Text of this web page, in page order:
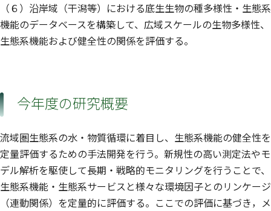
（６）沿岸域（干潟等）における底生生物の種多様性・生態系
機能のデータベースを構築して、広域スケールの生物多様性、
生態系機能および健全性の関係を評価する。
今年度の研究概要
流域圏生態系の水・物質循環に着目し、生態系機能の健全性を
定量評価するための手法開発を行う。新規性の高い測定法やモ
デル解析を駆使して長期・戦略的モニタリングを行うことで、
生態系機能・生態系サービスと様々な環境因子とのリンケージ
（連動関係）を定量的に評価する。ここでの評価に基づき，メ